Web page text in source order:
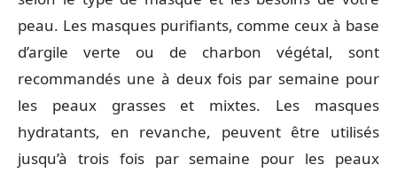
peau. Les masques purifiants, comme ceux à base
d’argile verte ou de charbon végétal, sont
recommandés une à deux fois par semaine pour
les peaux grasses et mixtes. Les masques
hydratants, en revanche, peuvent être utilisés
jusqu’à trois fois par semaine pour les peaux